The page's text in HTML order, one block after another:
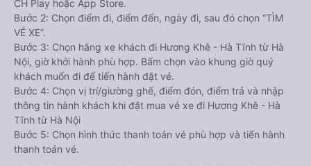
CH Play hoặc App Store.
Bước 2: Chọn điểm đi, điểm đến, ngày đi, sau đó chọn “TÌM
VÉ XE”.
Bước 3: Chọn hãng xe khách đi Hương Khê - Hà Tĩnh từ Hà
Nội, giờ khởi hành phù hợp. Bấm chọn vào khung giờ quý
khách muốn đi để tiến hành đặt vé.
Bước 4: Chọn vị trí/giường ghế, điểm đón, điểm trả và nhập
thông tin hành khách khi đặt mua vé xe đi Hương Khê - Hà
Tĩnh từ Hà Nội
Bước 5: Chọn hình thức thanh toán vé phù hợp và tiến hành
thanh toán vé.